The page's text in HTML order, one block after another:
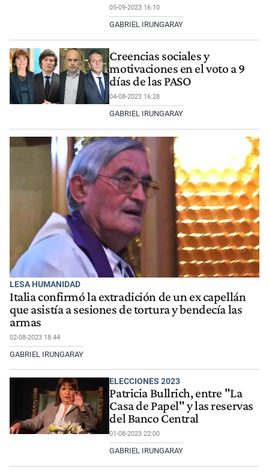
05-09-2023 16:10
GABRIEL IRUNGARAY
Creencias sociales y
motivaciones en el voto a 9
días de las PASO
04-08-2023 16:28
GABRIEL IRUNGARAY
LESA HUMANIDAD
Italia confirmó la extradición de un ex capellán
que asistía a sesiones de tortura y bendecía las
armas
02-08-2023 18:44
GABRIEL IRUNGARAY
ELECCIONES 2023
Patricia Bullrich, entre "La
Casa de Papel" y las reservas
del Banco Central
01-08-2023 22:00
GABRIEL IRUNGARAY